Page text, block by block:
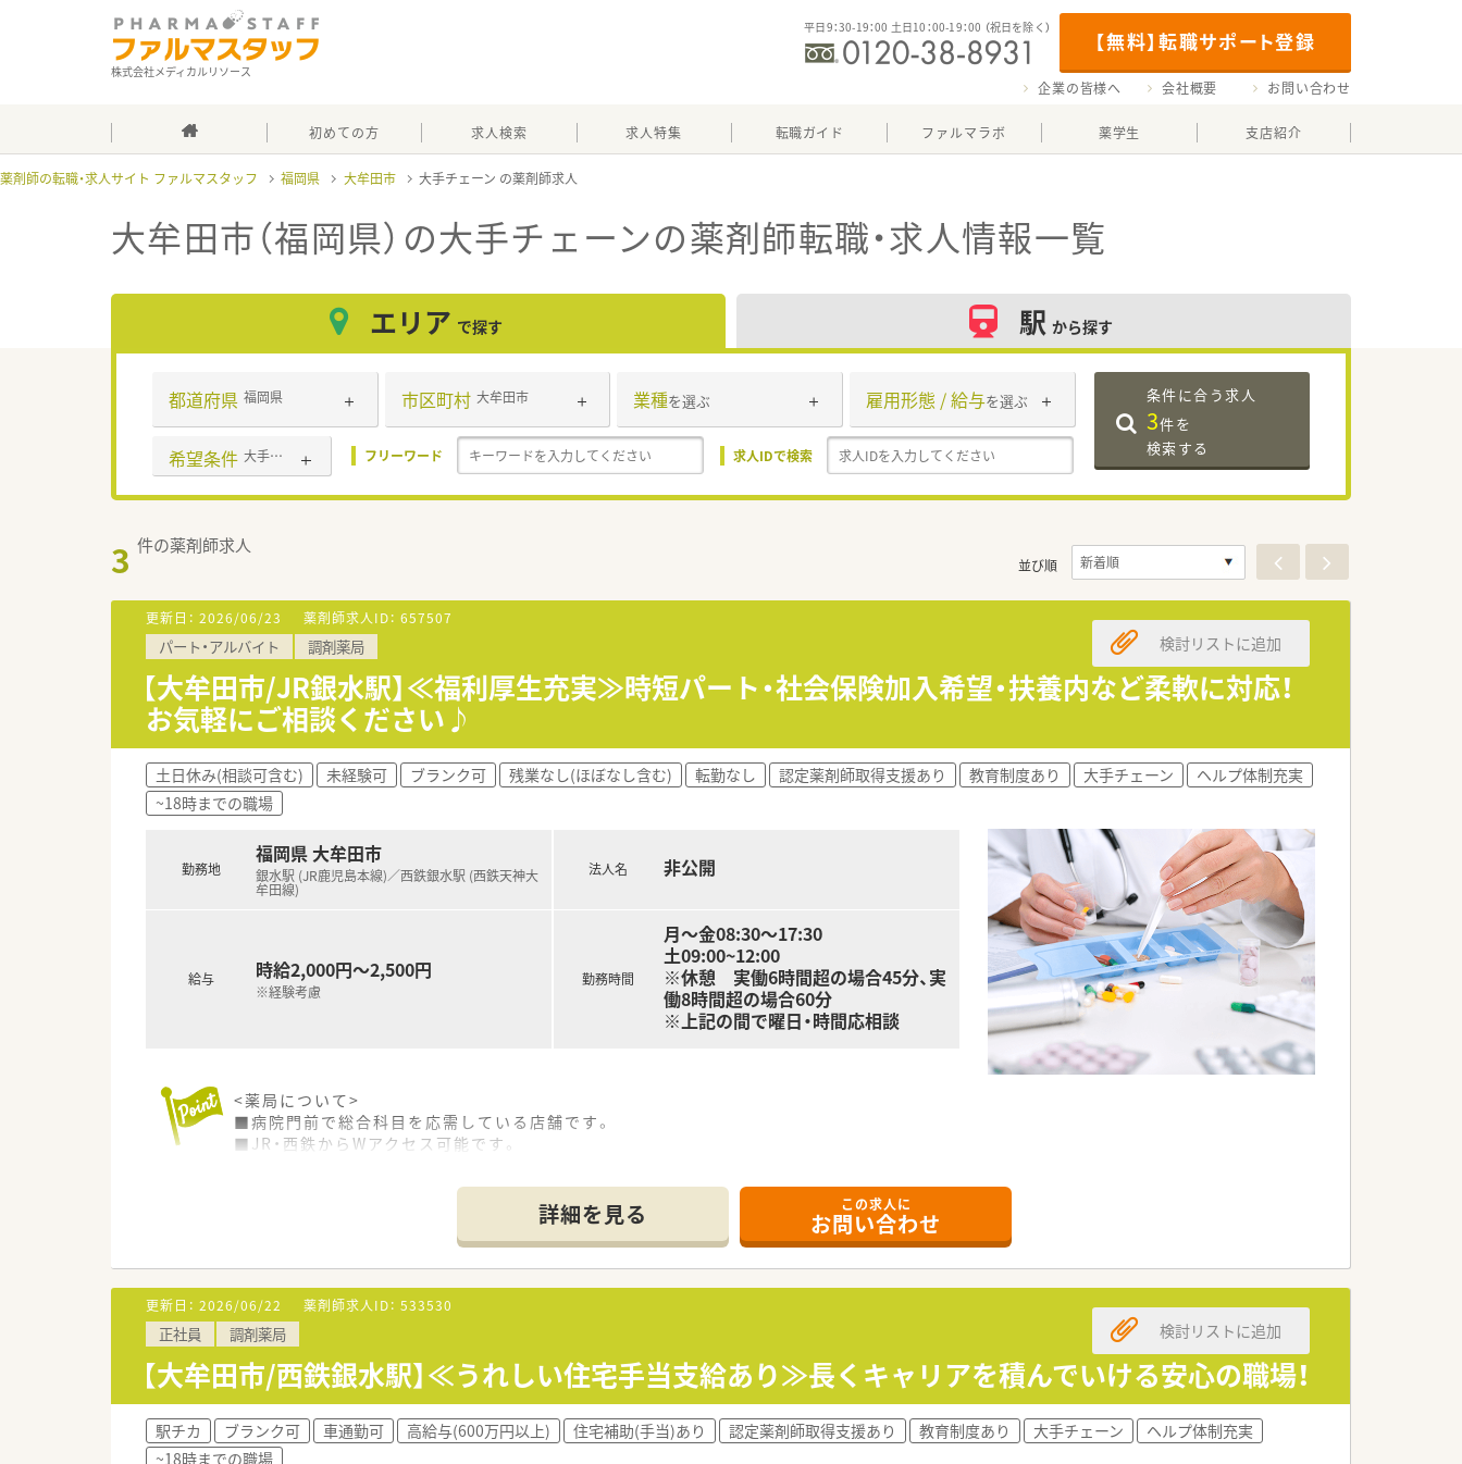
株式会社メディカルリソース
【無料】転職サポート登録
平日9：30-19：00 土日10：00-19：00 （祝日を除く）
企業の皆様へ 会社概要 お問い合わせ
初めての方 求人検索 求人特集 転職ガイド ファルマラボ 薬学生 支店紹介
薬剤師の転職・求人サイト ファルマスタッフ 福岡県 大牟田市 大手チェーン
大牟田市（福岡県）の大手チェーンの薬剤師転職・求人情報一覧
エリア で探す 駅 から探す
都道府県 福岡県 市区町村 大牟田市 業種を選ぶ 雇用形態 / 給与を選ぶ
希望条件 大手チェーン フリーワード 求人IDで検索
条件に合う求人
3件を
検索する
3 件の薬剤師求人
並び順
更新日： 2026/06/23 薬剤師求人ID： 657507
パート・アルバイト 調剤薬局
【大牟田市/JR銀水駅】≪福利厚生充実≫時短パート・社会保険加入希望・扶養内など柔軟に対応！
お気軽にご相談ください♪
検討リストに追加
土日休み(相談可含む) 未経験可 ブランク可 残業なし(ほぼなし含む) 転勤なし 認定薬剤師取得支援あり 教育制度あり 大手チェーン
ヘルプ体制充実
~18時までの職場
勤務地
福岡県 大牟田市
銀水駅 (JR鹿児島本線)／西鉄銀水駅 (西鉄天神大
牟田線)
給与 時給2,000円～2,500円
※経験考慮
法人名 非公開
勤務時間
月～金08:30～17:30
土09:00~12:00
※休憩 実働6時間超の場合45分、実
働8時間超の場合60分
※上記の間で曜日・時間応相談
<薬局について>
■病院門前で総合科目を応需している店舗です。
■JR・西鉄からWアクセス可能です。
■人数体制充実した店舗で勤務したい方
■大手調剤薬局の安定した経済基盤で、腰を据えて長く勤務したい方
＼こんな企業です／
○全国に1,000店舗以上を展開する大手調剤薬局です。
○東京大学病院をはじめ全国の病院の敷地内に薬局を持っています。
病診薬連携を強化することで、地域にお住いの患者様に高度な医療の提供を実現しています。
○全店「同一の機械・システム」を採用しており、且つ処方箋の応需内容が多岐にわたる（敷地内・病院門前・医療モール・CL門前）ので、
スキルUPしたい方にはお勧めもです。
○長期就業＆自己研讃を続ける事で給与があがる仕組みになっており、将来的に高年収も狙う事が出来ます。
○インターネットを使って処方薬の飲み方を遠隔指導する「オンライン服薬指導」、
今後も病院の「敷地内薬局」の推進、女性客の取り込みを狙う店舗でデザインの一新。
詳細を見る この求人に
お問い合わせ
更新日： 2026/06/22 薬剤師求人ID： 533530
正社員 調剤薬局
【大牟田市/西鉄銀水駅】≪うれしい住宅手当支給あり≫長くキャリアを積んでいける安心の職場！
検討リストに追加
駅チカ ブランク可 車通勤可 高給与(600万円以上) 住宅補助(手当)あり 認定薬剤師取得支援あり 教育制度あり 大手チェーン
ヘルプ体制充実
~18時までの職場